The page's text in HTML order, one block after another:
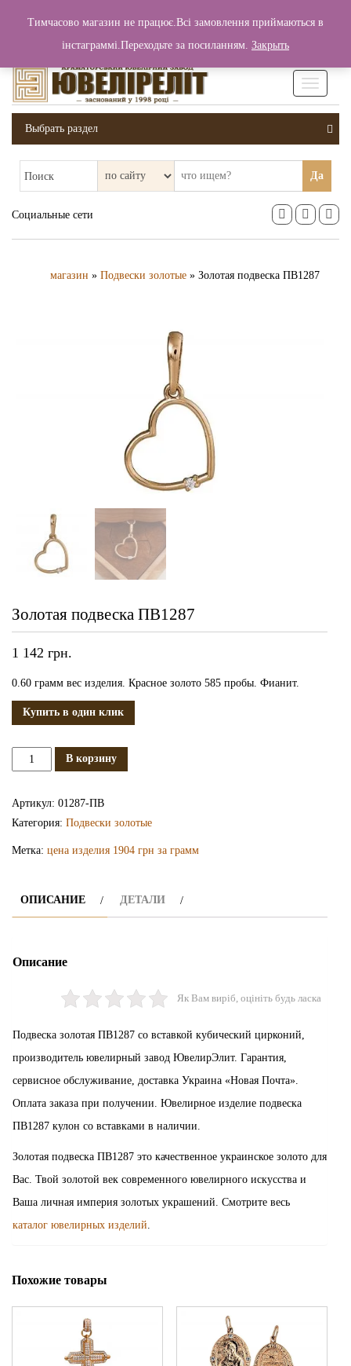
Вход / Регистрация 0 грн.
Выбрать раздел
Поиск Да
Социальные сети
магазин » Подвески золотые » Золотая подвеска ПВ1287
Золотая подвеска ПВ1287
1 142 грн.
0.60 грамм вес изделия. Красное золото 585 пробы. Фианит.
Купить в один клик
КоличествоВ корзину
Артикул: 01287-ПВ
Категория: Подвески золотые
Метка: цена изделия 1904 грн за грамм
ОПИСАНИЕ ДЕТАЛИ
Описание
Як Вам виріб, оцініть будь ласка
Подвеска золотая ПВ1287 со вставкой кубический цирконий,
производитель ювелирный завод ЮвелирЭлит. Гарантия,
сервисное обслуживание, доставка Украина «Новая Почта».
Оплата заказа при получении. Ювелирное изделие подвеска
ПВ1287 кулон со вставками в наличии.
Золотая подвеска ПВ1287 это качественное украинское золото для
Вас. Твой золотой век современного ювелирного искусства и
Ваша личная империя золотых украшений. Смотрите весь
каталог ювелирных изделий
Похожие товары
Тимчасово магазин не працює.Всі замовлення приймаються в
інстаграммі.Переходьте за посиланням. Закрыть